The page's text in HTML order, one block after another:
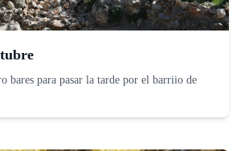
bares para pasar la tarde por el barriio de